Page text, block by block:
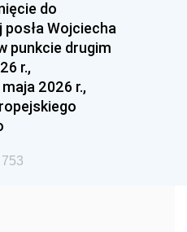
1985
1979
do
Wojciecha
punkcie drugim
r.,
2026 r.,